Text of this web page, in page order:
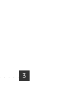
3